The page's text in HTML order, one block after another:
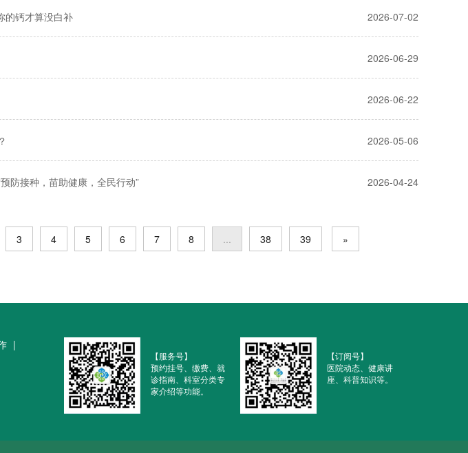
的钙才算没白补 2026-07-02
2026-06-29
2026-06-22
2026-05-06
防接种，苗助健康，全民行动” 2026-04-24
3 4 5 6 7 8 ... 38 39 »
|
【服务号】
预约挂号、缴费、就
诊指南、科室分类专
家介绍等功能。
【订阅号】
医院动态、健康讲
座、科普知识等。